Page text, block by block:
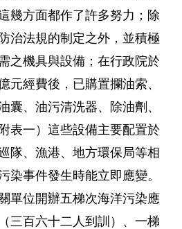
幾方面都作了許多努力；除
治法規的制定之外，並積極
之機具與設備；在行政院於
元經費後，已購置攔油索、
囊、油污清洗器、除油劑、
表一）這些設備主要配置於
隊、漁港、地方環保局等相
染事件發生時能立即應變。
單位開辦五梯次海洋污染應
三百六十二人到訓）、一梯